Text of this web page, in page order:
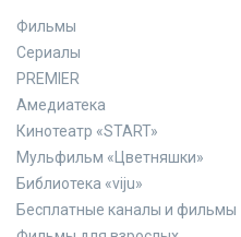
Фильмы
Сериалы
PREMIER
Амедиатека
Кинотеатр «START»
Мульфильм «Цветняшки»
Библиотека «viju»
Бесплатные каналы и фильмы